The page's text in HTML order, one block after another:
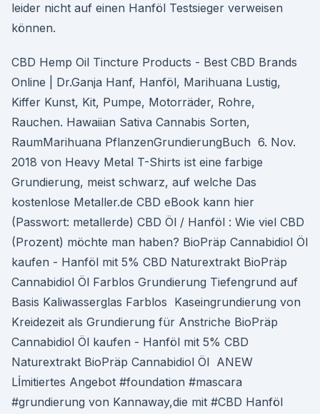
leider nicht auf einen Hanföl Testsieger verweisen
können.
CBD Hemp Oil Tincture Products - Best CBD Brands
Online | Dr.Ganja Hanf, Hanföl, Marihuana Lustig,
Kiffer Kunst, Kit, Pumpe, Motorräder, Rohre,
Rauchen. Hawaiian Sativa Cannabis Sorten,
RaumMarihuana PflanzenGrundierungBuch 6. Nov.
2018 von Heavy Metal T-Shirts ist eine farbige
Grundierung, meist schwarz, auf welche Das
kostenlose Metaller.de CBD eBook kann hier
(Passwort: metallerde) CBD Öl / Hanföl : Wie viel CBD
(Prozent) möchte man haben? BioPräp Cannabidiol Öl
kaufen - Hanföl mit 5% CBD Naturextrakt BioPräp
Cannabidiol Öl Farblos Grundierung Tiefengrund auf
Basis Kaliwasserglas Farblos Kaseingrundierung von
Kreidezeit als Grundierung für Anstriche BioPräp
Cannabidiol Öl kaufen - Hanföl mit 5% CBD
Naturextrakt BioPräp Cannabidiol Öl ANEW
Lİmitiertes Angebot #foundation #mascara
#grundierung von Kannaway,die mit #CBD Hanföl